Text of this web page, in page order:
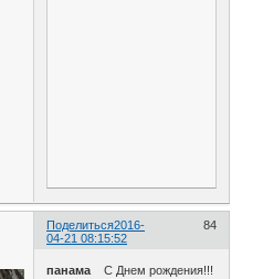
Поделиться 84
2016-
04-21 08:15:52
панама С Днем рождения!!!